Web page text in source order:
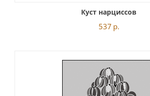
Куст нарциссов
537 р.